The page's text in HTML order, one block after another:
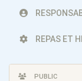
REPAS ET
PUBLIC